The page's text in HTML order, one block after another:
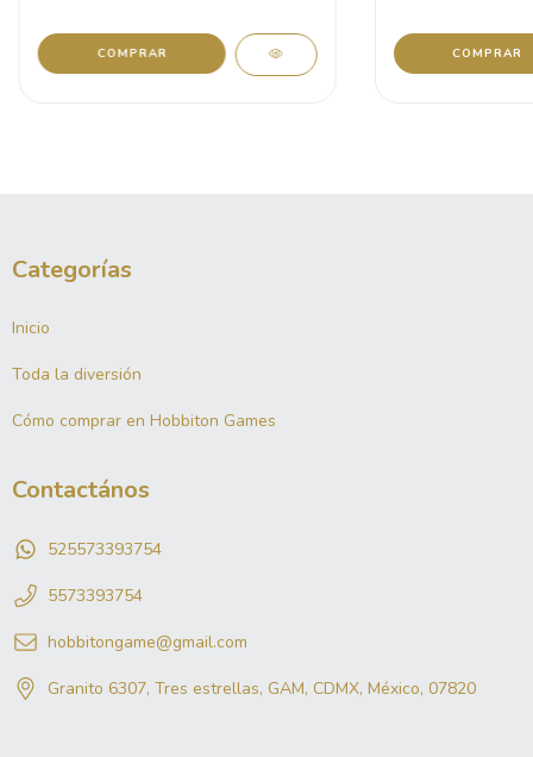
Categorías
Inicio
Toda la diversión
Cómo comprar en Hobbiton Games
Contactános
525573393754
5573393754
hobbitongame@gmail.com
Granito 6307, Tres estrellas, GAM, CDMX, México, 07820